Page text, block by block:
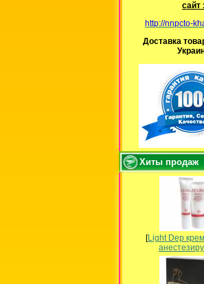
сайт :
http://nnpcto-
Доставка
Хиты продаж
[Light Dep